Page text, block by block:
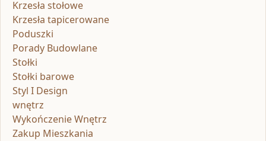
Krzesła stołowe
Krzesła tapicerowane
Poduszki
Porady Budowlane
Stołki
Stołki barowe
Styl I Design
wnętrz
Wykończenie Wnętrz
Zakup Mieszkania